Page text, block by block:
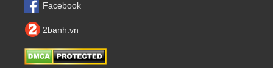
Facebook
2banh.vn